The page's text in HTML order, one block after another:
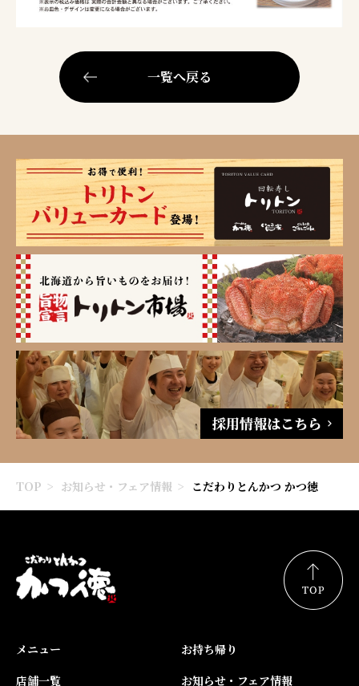
一覧へ戻る
TOP お知らせ・フェア情報 こだわりとんかつ かつ徳
メニュー
店舗一覧
お持ち帰り
お知らせ・フェア情報